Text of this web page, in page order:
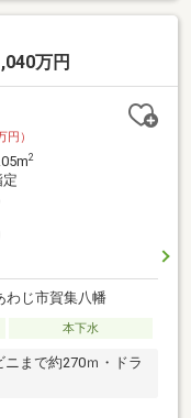
万円
円）
2
わじ市賀集八幡
本下水
まで約270ｍ・ドラ